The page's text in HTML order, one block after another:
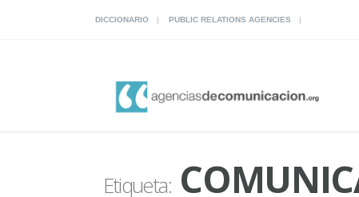
DICCIONARIO PUBLIC RELATIONS AGENCIES
Etiqueta: